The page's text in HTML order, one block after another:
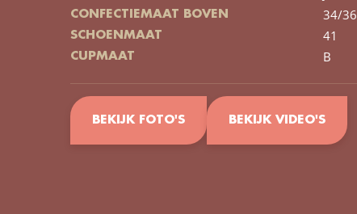
CONFECTIEMAAT BOVEN 34/36
SCHOENMAAT 41
CUPMAAT B
BEKIJK FOTO'S BEKIJK VIDEO'S